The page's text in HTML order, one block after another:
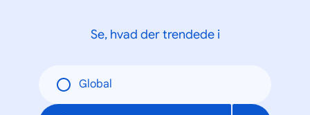
Se, hvad der trendede i
Global